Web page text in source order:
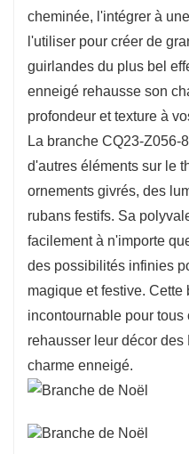
sublimera vos
Conçue pour durer, la
est faite pour
Son effet enneigé
et d'élégance, en
qui s'harmonise aussi
traditionnelles que
couronnes, des
d'une composition
une ambiance
cheminée, l'intégrer à
l'utiliser pour créer de
guirlandes du plus bel
enneigé rehausse son
profondeur et texture à
La branche CQ23-Z056-
d'autres éléments sur le
ornements givrés, des
rubans festifs. Sa
facilement à n'importe
des possibilités infinies
magique et festive. Cette
incontournable pour tous
rehausser leur décor
charme enneigé.